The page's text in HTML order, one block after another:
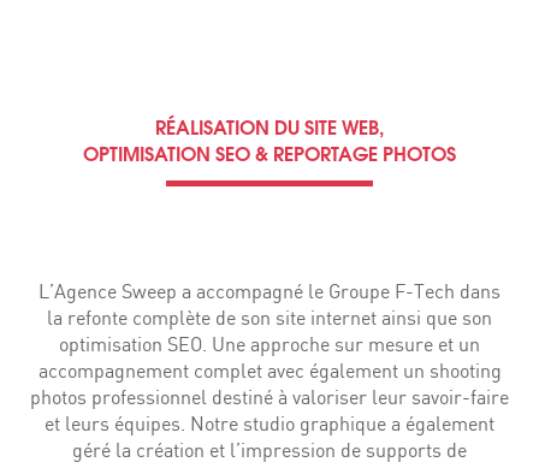
RÉALISATION DU SITE WEB,
OPTIMISATION SEO & REPORTAGE PHOTOS
L’Agence Sweep a accompagné le Groupe F-Tech dans
la refonte complète de son site internet ainsi que son
optimisation SEO. Une approche sur mesure et un
accompagnement complet avec également un shooting
photos professionnel destiné à valoriser leur savoir-faire
et leurs équipes. Notre studio graphique a également
géré la création et l’impression de supports de